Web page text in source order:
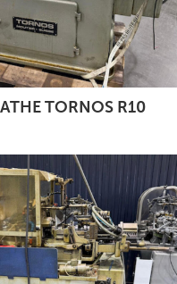
TORNOS R10